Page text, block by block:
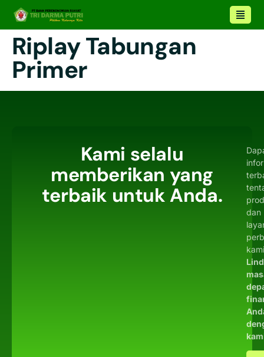
Riplay Tabungan
Primer
Kami selalu
memberikan yang
terbaik untuk Anda.
dan